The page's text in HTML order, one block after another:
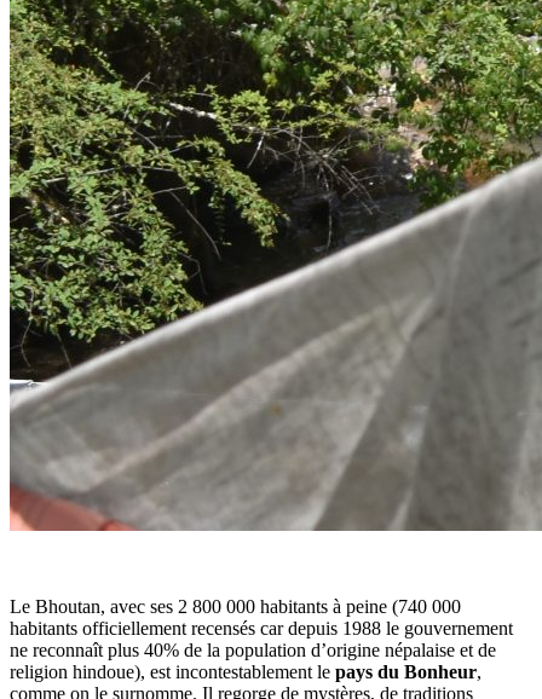
Le Bhoutan, avec ses 2 800 000 habitants à peine (740 000
habitants officiellement recensés car depuis 1988 le gouvernement
ne reconnaît plus 40% de la population d’origine népalaise et de
religion hindoue), est incontestablement le pays du Bonheur,
comme on le surnomme. Il regorge de mystères, de traditions